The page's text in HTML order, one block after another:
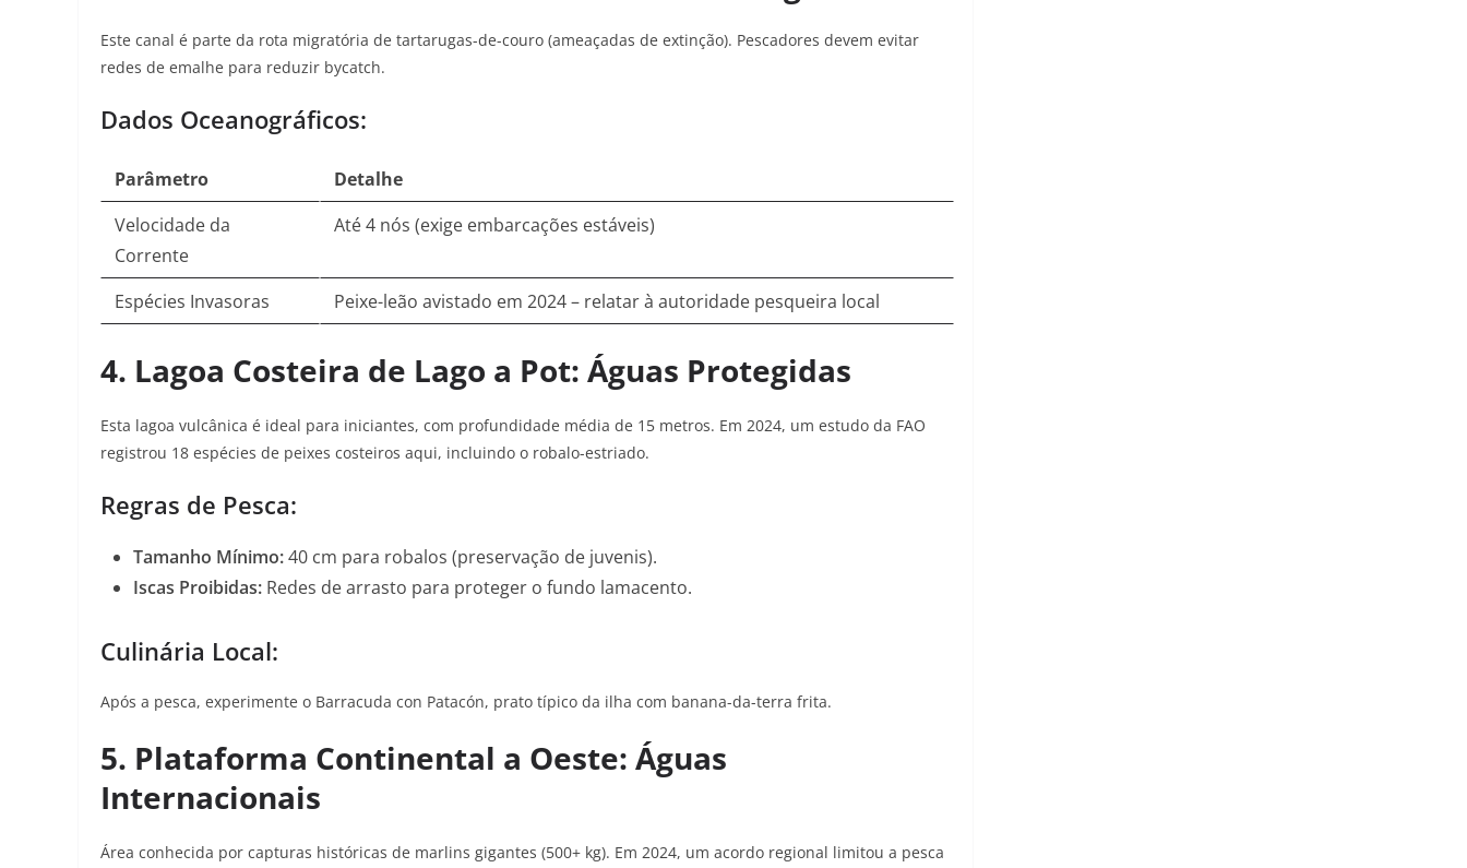
Este canal é parte da rota migratória de tartarugas-de-couro (ameaçadas de extinção). Pescadores devem evitar
redes de emalhe para reduzir bycatch.
Dados Oceanográficos:
Parâmetro
Detalhe
Velocidade da
Corrente
Até 4 nós (exige embarcações estáveis)
Espécies Invasoras Peixe-leão avistado em 2024 – relatar à autoridade pesqueira local
4. Lagoa Costeira de Lago a Pot: Águas Protegidas
Esta lagoa vulcânica é ideal para iniciantes, com profundidade média de 15 metros. Em 2024, um estudo da FAO
registrou 18 espécies de peixes costeiros aqui, incluindo o robalo-estriado.
Regras de Pesca:
Tamanho Mínimo:40 cm para robalos (preservação de juvenis).
Iscas Proibidas: Redes de arrasto para proteger o fundo lamacento.
Culinária Local:
Após a pesca, experimente o Barracuda con Patacón, prato típico da ilha com banana-da-terra frita.
5. Plataforma Continental a Oeste: Águas
Internacionais
Área conhecida por capturas históricas de marlins gigantes (500+ kg). Em 2024, um acordo regional limitou a pesca